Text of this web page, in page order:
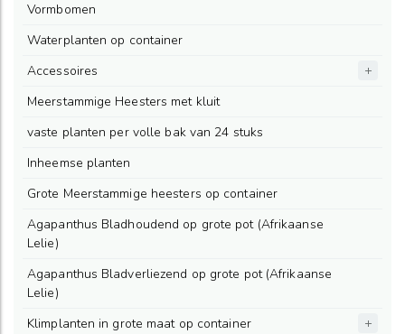
Vormbomen
Waterplanten op container
Accessoires
Meerstammige Heesters met kluit
vaste planten per volle bak van 24 stuks
Inheemse planten
Grote Meerstammige heesters op container
Agapanthus Bladhoudend op grote pot (Afrikaanse
Lelie)
Agapanthus Bladverliezend op grote pot (Afrikaanse
Lelie)
Klimplanten in grote maat op container